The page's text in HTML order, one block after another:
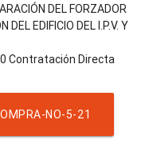
DEL FORZADOR
DEL EDIFICIO DEL I.P.V. Y
Contratación Directa
NO-5-21